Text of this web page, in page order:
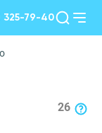
325-79-40
26